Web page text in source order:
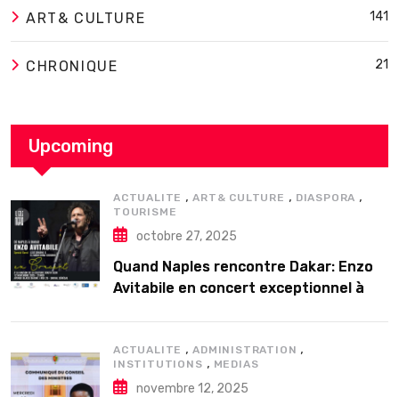
ART& CULTURE 141
CHRONIQUE 21
Upcoming
ACTUALITE ,ART& CULTURE , DIASPORA ,
TOURISME
octobre 27, 2025
Quand Naples rencontre Dakar: Enzo
Avitabile en concert exceptionnel à
ACTUALITE ,ADMINISTRATION ,
INSTITUTIONS , MEDIAS
novembre 12, 2025